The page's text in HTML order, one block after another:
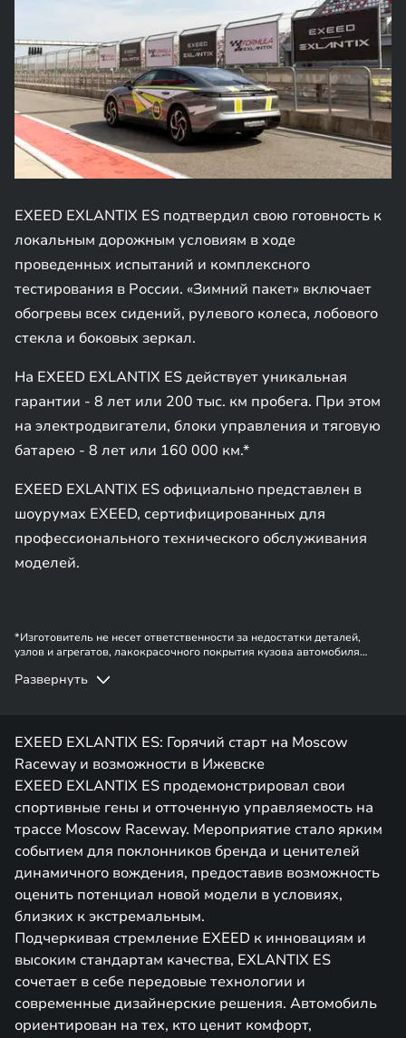
EXEED EXLANTIX ES подтвердил свою готовность к
локальным дорожным условиям в ходе
проведенных испытаний и комплексного
тестирования в России. «Зимний пакет» включает
обогревы всех сидений, рулевого колеса, лобового
стекла и боковых зеркал.
На EXEED EXLANTIX ES действует уникальная
гарантии - 8 лет или 200 тыс. км пробега. При этом
на электродвигатели, блоки управления и тяговую
батарею - 8 лет или 160 000 км.*
EXEED EXLANTIX ES официально представлен в
шоурумах EXEED, сертифицированных для
профессионального технического обслуживания
моделей.
*Изготовитель не несет ответственности за недостатки деталей,
узлов и агрегатов, лакокрасочного покрытия кузова автомобиля
эксплуатации, хранения или транспортировки автомобиля,
в условиях, описанных в сервисной книжке владельца автомобиля и
на данной странице, приоритет отдается сведениям, указанным в
сервисной книжке. Изготовитель оставляет за собой право внесения
изменений в гарантийную политику без предварительного
Развернуть
EXEED EXLANTIX ES: Горячий старт на Moscow
Raceway и возможности в Ижевске
EXEED EXLANTIX ES продемонстрировал свои
спортивные гены и отточенную управляемость на
трассе Moscow Raceway. Мероприятие стало ярким
событием для поклонников бренда и ценителей
динамичного вождения, предоставив возможность
оценить потенциал новой модели в условиях,
близких к экстремальным.
Подчеркивая стремление EXEED к инновациям и
высоким стандартам качества, EXLANTIX ES
сочетает в себе передовые технологии и
современные дизайнерские решения. Автомобиль
ориентирован на тех, кто ценит комфорт,